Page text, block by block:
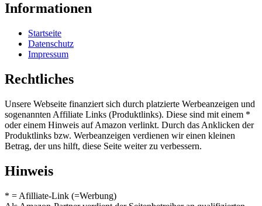
Informationen
Startseite
Datenschutz
Impressum
Rechtliches
Unsere Webseite finanziert sich durch platzierte Werbeanzeigen und
sogenannten Affiliate Links (Produktlinks). Diese sind mit einem *
oder einem Hinweis auf Amazon verlinkt. Durch das Anklicken der
Produktlinks bzw. Werbeanzeigen verdienen wir einen kleinen
Betrag, der uns hilft, diese Seite weiter zu verbessern.
Hinweis
* = Afilliate-Link (=Werbung)